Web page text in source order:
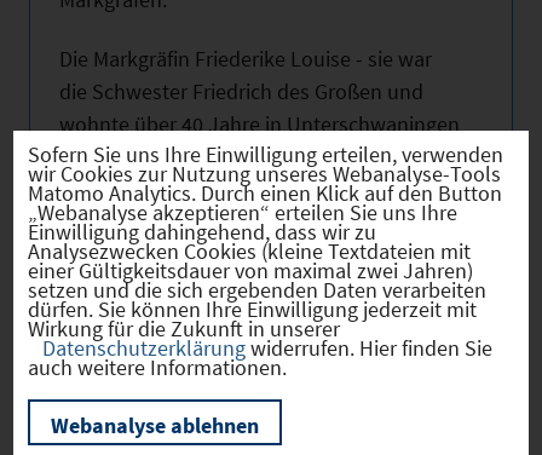
Die Markgräfin Friederike Louise - sie war
die Schwester Friedrich des Großen und
wohnte über 40 Jahre in Unterschwaningen
– lässt nach Plänen des Ansbacher
Hofbaudirektors Leopold Retty in den
Jahren 1738 – 1743 die sehr schöne
Dreifaltigkeitskirche errichten. Sie wird als
der Höhepunkt des barocken evangelischen
Kirchenbaus im Markgrafentum
Brandenburg-Ansbach bezeichnet.
In den Jahren zwischen 1806 und 1810 wird
die umfangreiche Schlossanlage verkauft
Sofern Sie uns Ihre Einwilligung erteilen, verwenden
wir Cookies zur Nutzung unseres Webanalyse-Tools
Matomo Analytics. Durch einen Klick auf den Button
„Webanalyse akzeptieren“ erteilen Sie uns Ihre
Einwilligung dahingehend, dass wir zu
Analysezwecken Cookies (kleine Textdateien mit
einer Gültigkeitsdauer von maximal zwei Jahren)
setzen und die sich ergebenden Daten verarbeiten
dürfen. Sie können Ihre Einwilligung jederzeit mit
Wirkung für die Zukunft in unserer
Datenschutzerklärungwiderrufen. Hier finden Sie
auch weitere Informationen.
Webanalyse ablehnen